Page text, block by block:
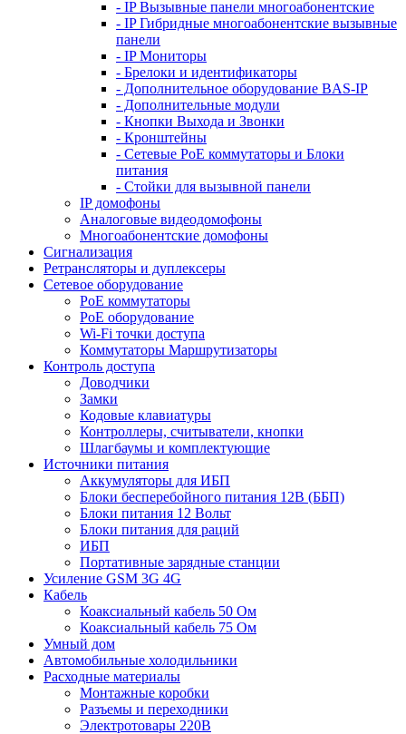
- IP Вызывные панели многоабонентские
- IP Гибридные многоабонентские вызывные
панели
- IP Мониторы
- Брелоки и идентификаторы
- Дополнительное оборудование BAS-IP
- Дополнительные модули
- Кнопки Выхода и Звонки
- Кронштейны
- Сетевые PoE коммутаторы и Блоки
питания
- Стойки для вызывной панели
IP домофоны
Аналоговые видеодомофоны
Многоабонентские домофоны
Сигнализация
Ретрансляторы и дуплексеры
Сетевое оборудование
PoE коммутаторы
PoE оборудование
Wi-Fi точки доступа
Коммутаторы Маршрутизаторы
Контроль доступа
Доводчики
Замки
Кодовые клавиатуры
Контроллеры, считыватели, кнопки
Шлагбаумы и комплектующие
Источники питания
Аккумуляторы для ИБП
Блоки бесперебойного питания 12В (ББП)
Блоки питания 12 Вольт
Блоки питания для раций
ИБП
Портативные зарядные станции
Усиление GSM 3G 4G
Кабель
Коаксиальный кабель 50 Ом
Коаксиальный кабель 75 Ом
Умный дом
Автомобильные холодильники
Расходные материалы
Монтажные коробки
Разъемы и переходники
Электротовары 220В